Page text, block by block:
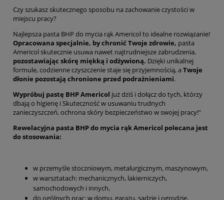
Czy szukasz skutecznego sposobu na zachowanie czystości w
miejscu pracy?
Najlepsza pasta BHP do mycia rąk Americol to idealne rozwiązanie!
Opracowana specjalnie, by chronić Twoje zdrowie, pasta
Americol skutecznie usuwa nawet najtrudniejsze zabrudzenia,
pozostawiając skórę miękką i odżywioną. Dzięki unikalnej
formule, codzienne czyszczenie staje się przyjemnością, a Twoje
dłonie pozostają chronione przed podrażnieniami.
Wypróbuj pastę BHP Americol już dziś i dołącz do tych, którzy
dbają o higienę i Skuteczność w usuwaniu trudnych
zanieczyszczeń, ochrona skóry bezpieczeństwo w swojej pracy!"
Rewelacyjna pasta BHP do mycia rąk Americol polecana jest
do stosowania:
w przemyśle stoczniowym, metalurgicznym, maszynowym,
w warsztatach: mechanicznych, lakierniczych,
samochodowych i innych,
do ogólnych prac: w domu, garażu, sadzie i ogrodzie.